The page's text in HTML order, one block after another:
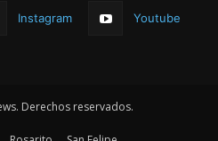
Instagram Youtube
Derechos reservados.